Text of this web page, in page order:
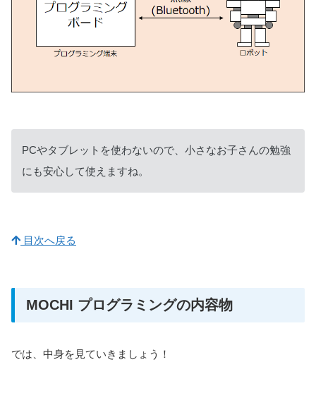
PCやタブレットを使わないので、小さなお子さんの勉強
にも安心して使えますね。
目次へ戻る
MOCHI プログラミングの内容物
では、中身を見ていきましょう！